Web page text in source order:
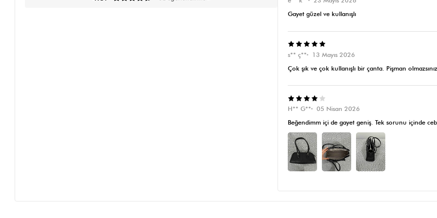
Gayet güzel ve kullanışlı
s** ç**
13 Mayıs 2026
Çok şık ve çok kullanışlı bir çanta. Pişman olmazsınız.
H** G**
05 Nisan 2026
Beğendimm içi de gayet geniş. Tek sorunu içinde